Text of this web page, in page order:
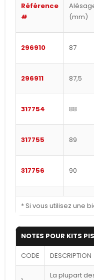
Référence
#
(mm)
296910 87
296911 87,5
317754 88
317755 89
317756 90
* Si vous utilisez une
NOTES POUR KITS
CODE DESCRIPTION
La plupart